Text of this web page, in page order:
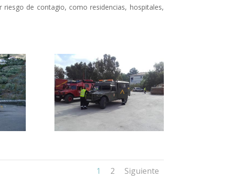
de contagio, como residencias, hospitales,
1 2 Siguiente